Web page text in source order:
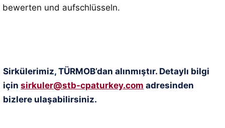
bewerten und aufschlüsseln.
Sirkülerimiz, TÜRMOB’dan alınmıştır. Detaylı bilgi
için sirkuler@stb-cpaturkey.com adresinden
bizlere ulaşabilirsiniz.